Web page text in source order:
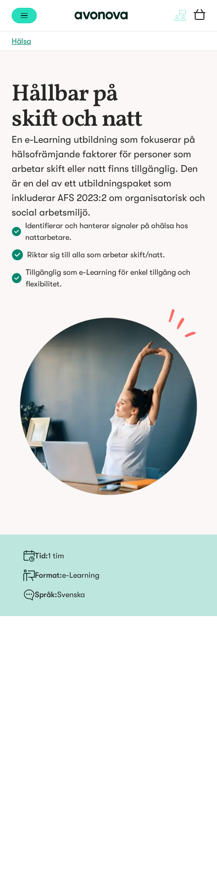
Hälsa
Hållbar på
skift och natt
En e-Learning utbildning som fokuserar på
hälsofrämjande faktorer för personer som
arbetar skift eller natt finns tillgänglig. Den
är en del av ett utbildningspaket som
inkluderar AFS 2023:2 om organisatorisk och
social arbetsmiljö.
Identifierar och hanterar signaler på ohälsa hos
nattarbetare.
Riktar sig till alla som arbetar skift/natt.
Tillgänglig som e-Learning för enkel tillgång och
flexibilitet.
Tid:1 tim
Format:e-Learning
Språk:Svenska